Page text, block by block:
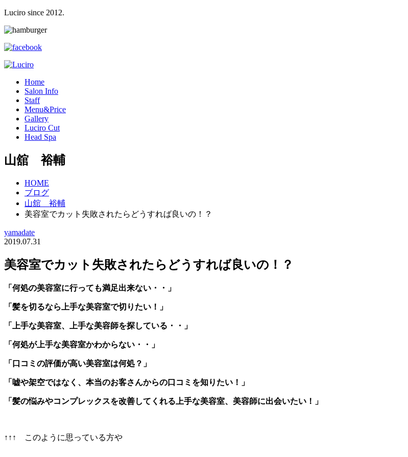
Luciro since 2012.
Home
Salon Info
Staff
Menu&Price
Gallery
Luciro Cut
Head Spa
山舘 裕輔
HOME
ブログ
山舘 裕輔
美容室でカット失敗されたらどうすれば良いの！？
yamadate
2019.07.31
美容室でカット失敗されたらどうすれば良いの！？
「何処の美容室に行っても満足出来ない・・」
「髪を切るなら上手な美容室で切りたい！」
「上手な美容室、上手な美容師を探している・・」
「何処が上手な美容室かわからない・・」
「口コミの評価が高い美容室は何処？」
「嘘や架空ではなく、本当のお客さんからの口コミを知りたい！」
「髪の悩みやコンプレックスを改善してくれる上手な美容室、美容師に出会いたい！」
↑↑↑ このように思っている方や